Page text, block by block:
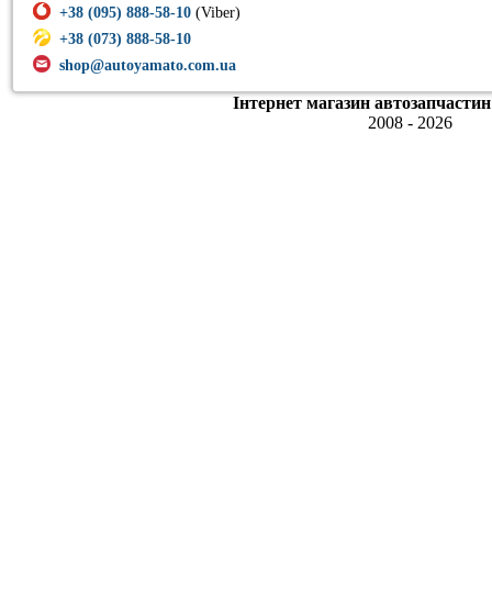
+38 (095) 888-58-10 (Viber)
+38 (073) 888-58-10
shop@autoyamato.com.ua
Інтернет магазин
2008 - 2026